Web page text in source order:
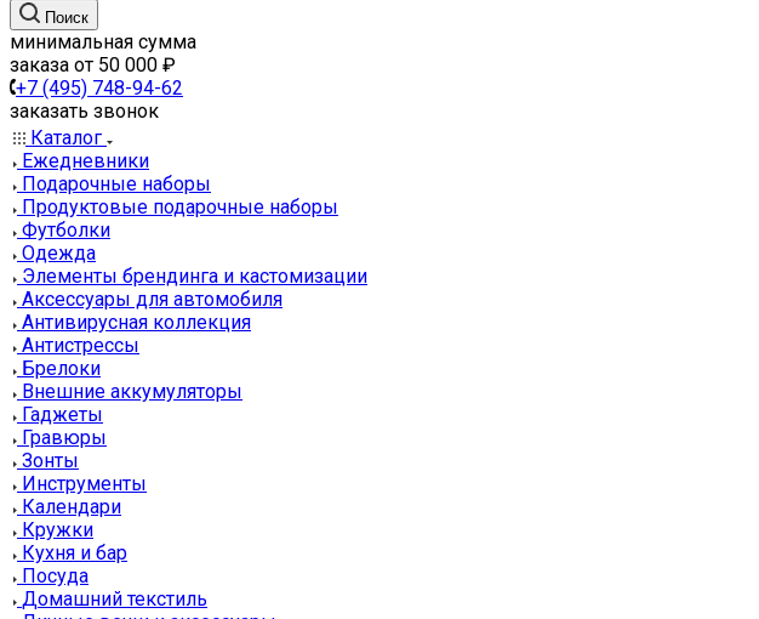
Поиск
минимальная сумма
заказа от 50 000 ₽
+7 (495) 748-94-62
заказать звонок
Каталог
Ежедневники
Подарочные наборы
Продуктовые подарочные наборы
Футболки
Одежда
Элементы брендинга и кастомизации
Аксессуары для автомобиля
Антивирусная коллекция
Антистрессы
Брелоки
Внешние аккумуляторы
Гаджеты
Гравюры
Зонты
Инструменты
Календари
Кружки
Кухня и бар
Посуда
Домашний текстиль